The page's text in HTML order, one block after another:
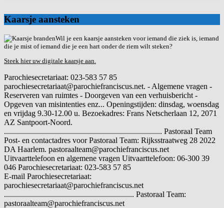
Kaarsje aansteken
Wil je een kaarsje aansteken voor iemand die ziek is, iemand
die je mist of iemand die je een hart onder de riem wilt steken?
Steek hier uw digitale kaarsje aan.
Parochiesecretariaat: 023-583 57 85
parochiesecretariaat@parochiefranciscus.net. - Algemene vragen -
Reserveren van ruimtes - Doorgeven van een verhuisbericht -
Opgeven van misintenties enz... Openingstijden: dinsdag, woensdag
en vrijdag 9.30-12.00 u. Bezoekadres: Frans Netscherlaan 12, 2071
AZ Santpoort-Noord.
............................................................................... Pastoraal Team
Post- en contactadres voor Pastoraal Team: Rijksstraatweg 28 2022
DA Haarlem. pastoraalteam@parochiefranciscus.net
Uitvaarttelefoon en algemene vragen Uitvaarttelefoon: 06-300 39
046 Parochiesecretariaat: 023-583 57 85
E-mail Parochiesecretariaat:
parochiesecretariaat@parochiefranciscus.net
................................................................. Pastoraal Team:
pastoraalteam@parochiefranciscus.net